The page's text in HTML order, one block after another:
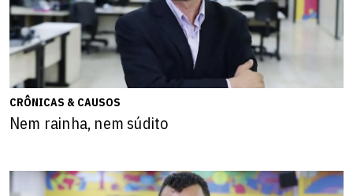
CRÔNICAS & CAUSOS
Nem rainha, nem súdito